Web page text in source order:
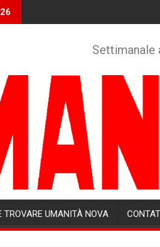
Settimanale
TROVARE UMANITÀ NOVA